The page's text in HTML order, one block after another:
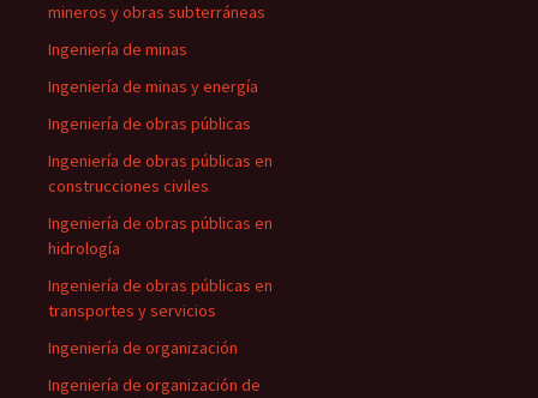
mineros y obras subterráneas
Ingeniería de minas
Ingeniería de minas y energía
Ingeniería de obras públicas
Ingeniería de obras públicas en
construcciones civiles
Ingeniería de obras públicas en
hidrología
Ingeniería de obras públicas en
transportes y servicios
Ingeniería de organización
Ingeniería de organización de